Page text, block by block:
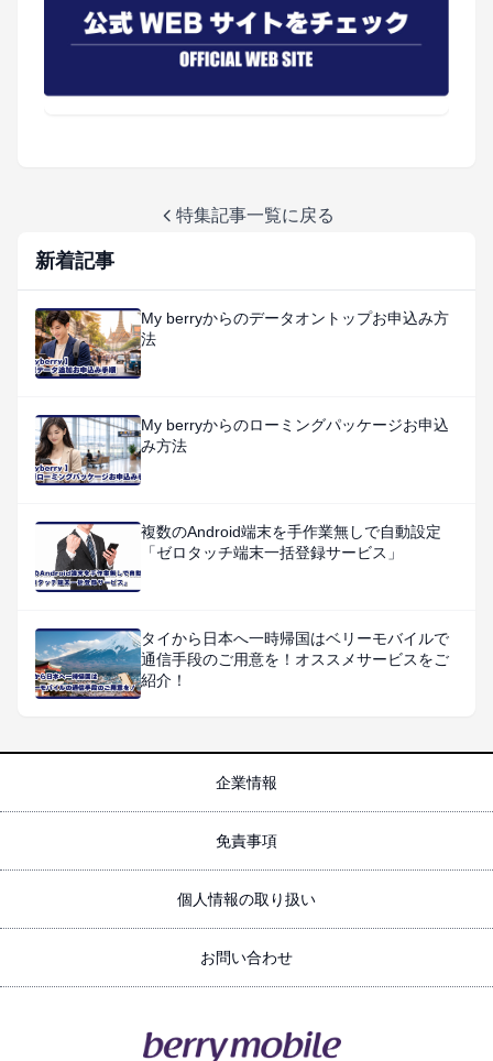
特集記事一覧に戻る
新着記事
My berryからのデータオントップお申込み方
法
My berryからのローミングパッケージお申込
み方法
複数のAndroid端末を手作業無しで自動設定
「ゼロタッチ端末一括登録サービス」
タイから日本へ一時帰国はベリーモバイルで
通信手段のご用意を！オススメサービスをご
紹介！
企業情報
免責事項
個人情報の取り扱い
お問い合わせ